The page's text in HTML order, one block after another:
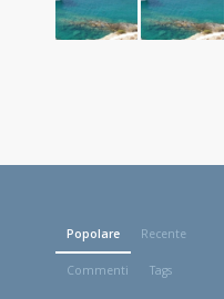
Popolare Recente
Commenti Tags